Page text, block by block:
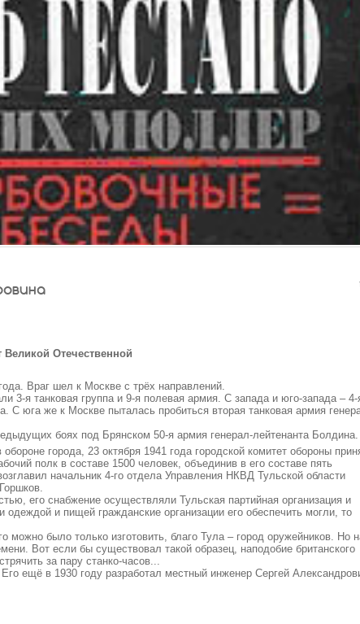
Великой Отечественной
Враг шел к Москве с трёх направлений.
3-я танковая группа и 9-я полевая армия. С запада и юго-запада – 4-
С юга же к Москве пыталась пробиться вторая танковая армия
боях под Брянском 50-я армия генерал-лейтенанта Болдина.
города, 23 октября 1941 года городской комитет обороны
полк в составе 1500 человек, объединив в его составе пять
начальник 4-го отдела Управления НКВД Тульской области
его снабжение осуществляли Тульская партийная организация и
одеждой и пищей гражданские организации его обеспечить могли, то
можно было только изготовить, благо Тула – город оружейников. Но
Вот если бы существовал такой образец, наподобие британского
за пару станко-часов...
ещё в 1930 году разработал местный инженер Сергей